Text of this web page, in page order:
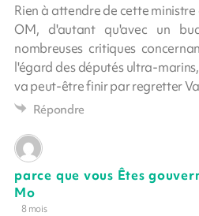
Rien à attendre de cette
OM, d'autant qu'avec un
nombreuses critiques
l'égard des députés ultra-
va peut-être finir par regretter
Répondre
parce que vous Êtes
Mo
8 mois